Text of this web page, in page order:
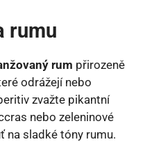
rumu
rum přirozeně
odrážejí nebo
zvažte pikantní
nebo zeleninové
na sladké tóny rumu.